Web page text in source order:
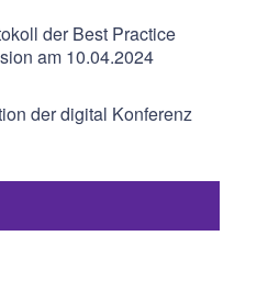
der Best Practice
am 10.04.2024
der digital Konferenz